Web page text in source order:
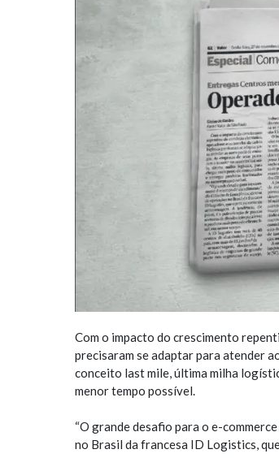
Com o impacto do crescimento
precisaram se adaptar para atender
conceito last mile, última milha
menor tempo possível.
“O grande desafio para o e-
no Brasil da francesa ID Logistics,